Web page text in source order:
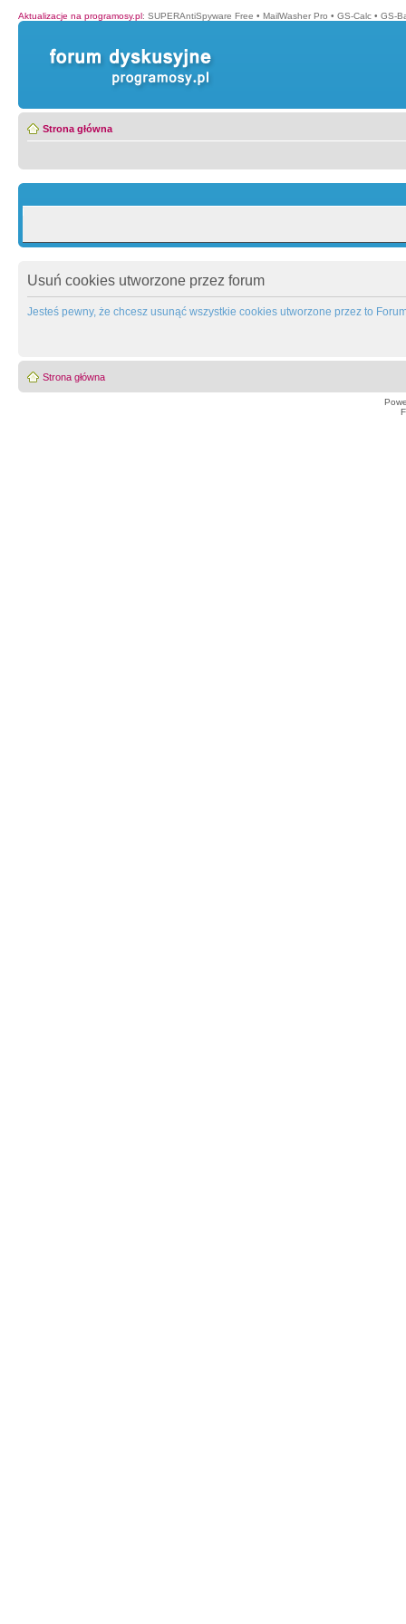
Aktualizacje na programosy.pl: SUPERAntiSpyware Free • MailWasher Pro • GS-Calc • GS-
Strona główna
Usuń cookies utworzone przez forum
Jesteś pewny, że chcesz usunąć wszystkie cookies utworzone przez to
Strona główna